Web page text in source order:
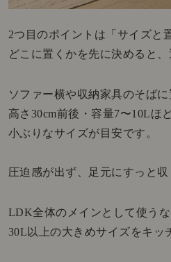
2つ目のポイントは「サイズと
どこに置くかを先に決めると、
ソファー横や収納家具のそばに
高さ30cm前後・容量7〜10Lほ
小ぶりなサイズが目安です。
圧迫感が出ず、足元にすっと収
LDK全体のメインとして使うな
30L以上の大きめサイズをキッ